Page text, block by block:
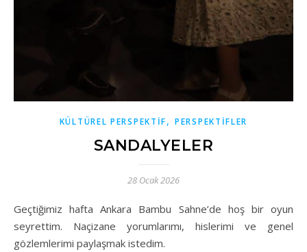
KÜLTÜREL PERSPEKTIF,PERSPEKTIFLER
SANDALYELER
28 Ocak 2026
Geçtiğimiz hafta Ankara Bambu Sahne’de hoş bir oyun
seyrettim. Naçizane yorumlarımı, hislerimi ve genel
gözlemlerimi paylaşmak istedim.